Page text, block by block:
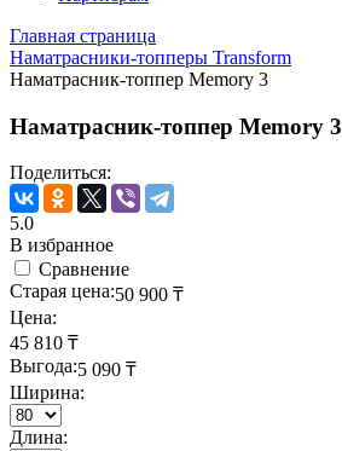
Главная страница
Наматрасники-топперы Transform
Наматрасник-топпер Memory 3
Наматрасник-топпер Memory 3
Поделиться:
5.0
В избранное
Сравнение
Старая цена:50 900 ₸
Цена:
45 810 ₸
Выгода:5 090 ₸
Ширина:
Длина: